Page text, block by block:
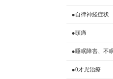
●自律神経症状
●頭痛
●睡眠障害、不
●0才児治療